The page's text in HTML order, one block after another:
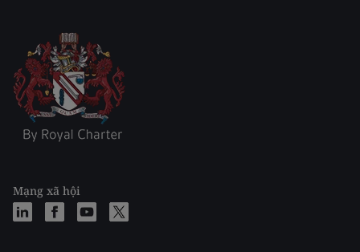
Mạng xã hội